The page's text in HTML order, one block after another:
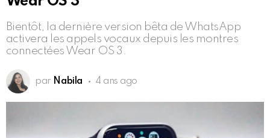
Bientôt, la dernière version bêta de WhatsApp
activera les appels vocaux depuis les montres
connectées Wear OS 3.
par Nabila 4 ans ago